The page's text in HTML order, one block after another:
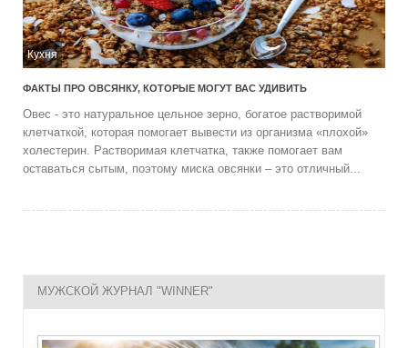
Кухня
ФАКТЫ ПРО ОВСЯНКУ, КОТОРЫЕ МОГУТ ВАС УДИВИТЬ
Овес - это натуральное цельное зерно, богатое растворимой
клетчаткой, которая помогает вывести из организма «плохой»
холестерин. Растворимая клетчатка, также помогает вам
оставаться сытым, поэтому миска овсянки – это отличный...
МУЖСКОЙ ЖУРНАЛ "WINNER"